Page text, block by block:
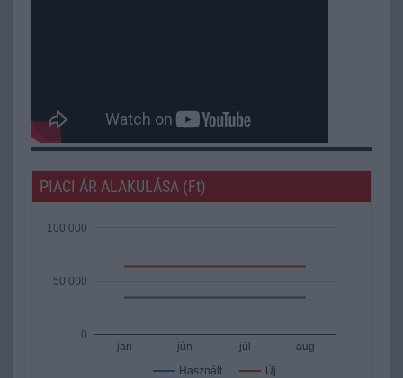
PIACI ÁR ALAKULÁSA (Ft)
Használt Új
jan jún júl aug
0
50 000
100 000